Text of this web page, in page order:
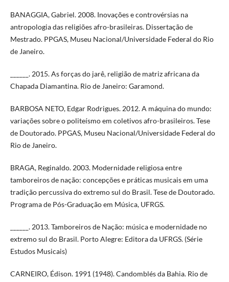
BANAGGIA, Gabriel. 2008. Inovações e controvérsias na
antropologia das religiões afro-brasileiras. Dissertação de
Mestrado. PPGAS, Museu Nacional/Universidade Federal do Rio
de Janeiro.
______. 2015. As forças do jarê, religião de matriz africana da
Chapada Diamantina. Rio de Janeiro: Garamond.
BARBOSA NETO, Edgar Rodrigues. 2012. A máquina do mundo:
variações sobre o politeísmo em coletivos afro-brasileiros. Tese
de Doutorado. PPGAS, Museu Nacional/Universidade Federal do
Rio de Janeiro.
BRAGA, Reginaldo. 2003. Modernidade religiosa entre
tamboreiros de nação: concepções e práticas musicais em uma
tradição percussiva do extremo sul do Brasil. Tese de Doutorado.
Programa de Pós-Graduação em Música, UFRGS.
______. 2013. Tamboreiros de Nação: música e modernidade no
extremo sul do Brasil. Porto Alegre: Editora da UFRGS. (Série
Estudos Musicais)
CARNEIRO, Édison. 1991 (1948). Candomblés da Bahia. Rio de